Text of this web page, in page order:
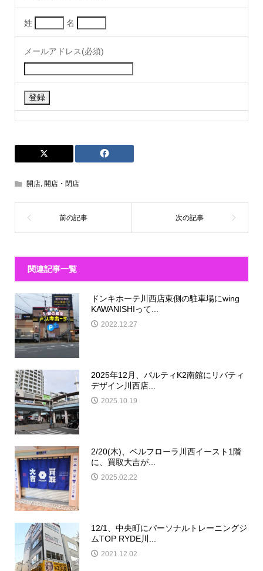
姓 名
メールアドレス(必須)
開店, 開店・閉店
関連記事一覧
ドンキホーテ川西店東側の駐車場にwing
KAWANISHIって...
2022.12.27
2025年12月、パルティK2南館にリバティ
デザイン川西店...
2025.10.19
2/20(木)、ベルフローラ川西イースト1階
に、買取大吉が...
2025.02.22
12/1、中央町にパーソナルトレーニングジ
ムTOP RYDE川...
2021.12.02